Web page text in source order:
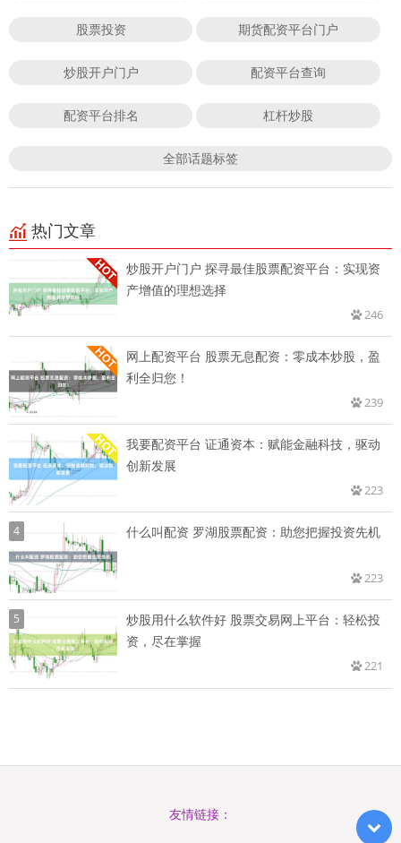
股票投资 期货配资平台门户
炒股开户门户 配资平台查询
配资平台排名 杠杆炒股
全部话题标签
热门文章
炒股开户门户 探寻最佳股票配资平台：实现资
产增值的理想选择
246
网上配资平台 股票无息配资：零成本炒股，盈
利全归您！
239
我要配资平台 证通资本：赋能金融科技，驱动
创新发展
223
4 什么叫配资 罗湖股票配资：助您把握投资先机
223
5
炒股用什么软件好 股票交易网上平台：轻松投
资，尽在掌握
221
友情链接：